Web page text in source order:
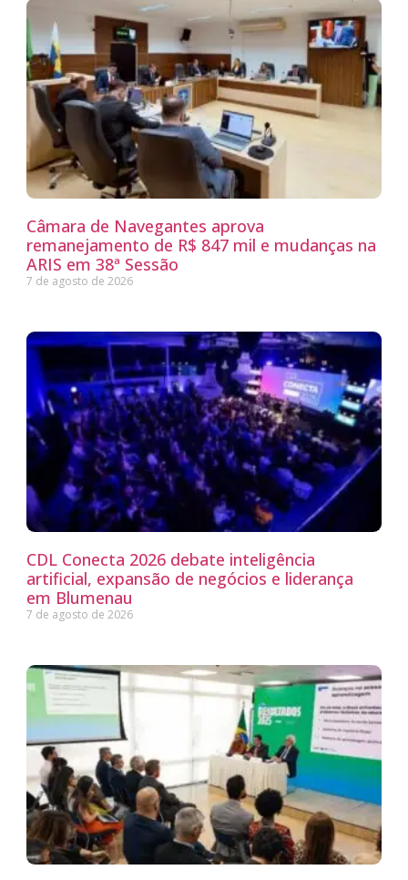
Câmara de Navegantes aprova
remanejamento de R$ 847 mil e mudanças na
ARIS em 38ª Sessão
7 de agosto de 2026
CDL Conecta 2026 debate inteligência
artificial, expansão de negócios e liderança
em Blumenau
7 de agosto de 2026